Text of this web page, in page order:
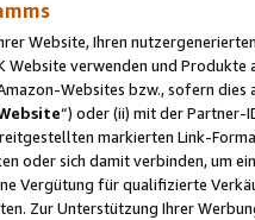
Website, Ihren
verwenden und Produkte
Websites bzw., sofern
“) oder (ii) mit der Partner-
markierten Link-
oder sich damit verbinden, um
Vergütung für qualifizierte
Zur Unterstützung Ihrer